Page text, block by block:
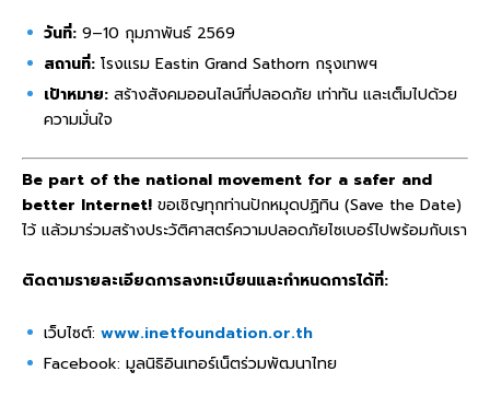
วันที่: 9–10 กุมภาพันธ์ 2569
สถานที่: โรงแรม Eastin Grand Sathorn กรุงเทพฯ
เป้าหมาย: สร้างสังคมออนไลน์ที่ปลอดภัย เท่าทัน และเต็มไปด้วย
ความมั่นใจ
Be part of the national movement for a safer and
better Internet! ขอเชิญทุกท่านปักหมุดปฏิทิน (Save the Date)
ไว้ แล้วมาร่วมสร้างประวัติศาสตร์ความปลอดภัยไซเบอร์ไปพร้อมกับเรา
ติดตามรายละเอียดการลงทะเบียนและกำหนดการได้ที่:
เว็บไซต์: www.inetfoundation.or.th
Facebook: มูลนิธิอินเทอร์เน็ตร่วมพัฒนาไทย